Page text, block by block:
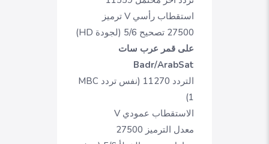
استقطاب رأسي V ترميز
27500 تصحيح 5/6 (لجودة HD)
على قمر عرب سات
Badr/ArabSat
التردد 11270 (نفس تردد MBC
1)
الاستقطاب عمودي V
معدل الترميز 27500